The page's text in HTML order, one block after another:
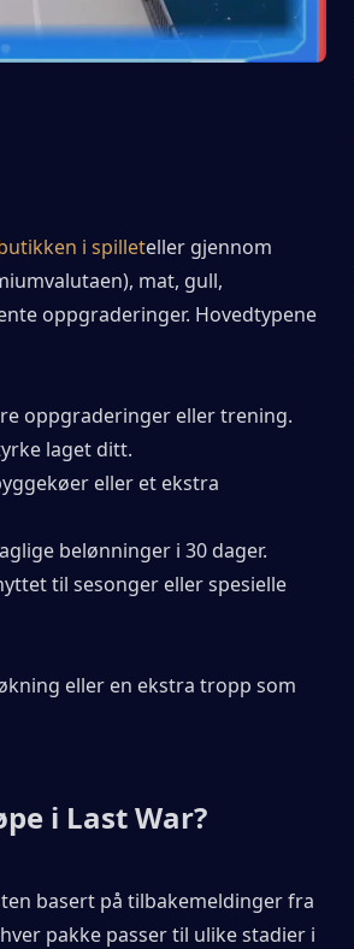
i spilleteller gjennom
mat, gull,
oppgraderinger. Hovedtypene
oppgraderinger eller trening.
laget ditt.
eller et ekstra
belønninger i 30 dager.
til sesonger eller spesielle
eller en ekstra tropp som
i Last War?
basert på tilbakemeldinger fra
pakke passer til ulike stadier i